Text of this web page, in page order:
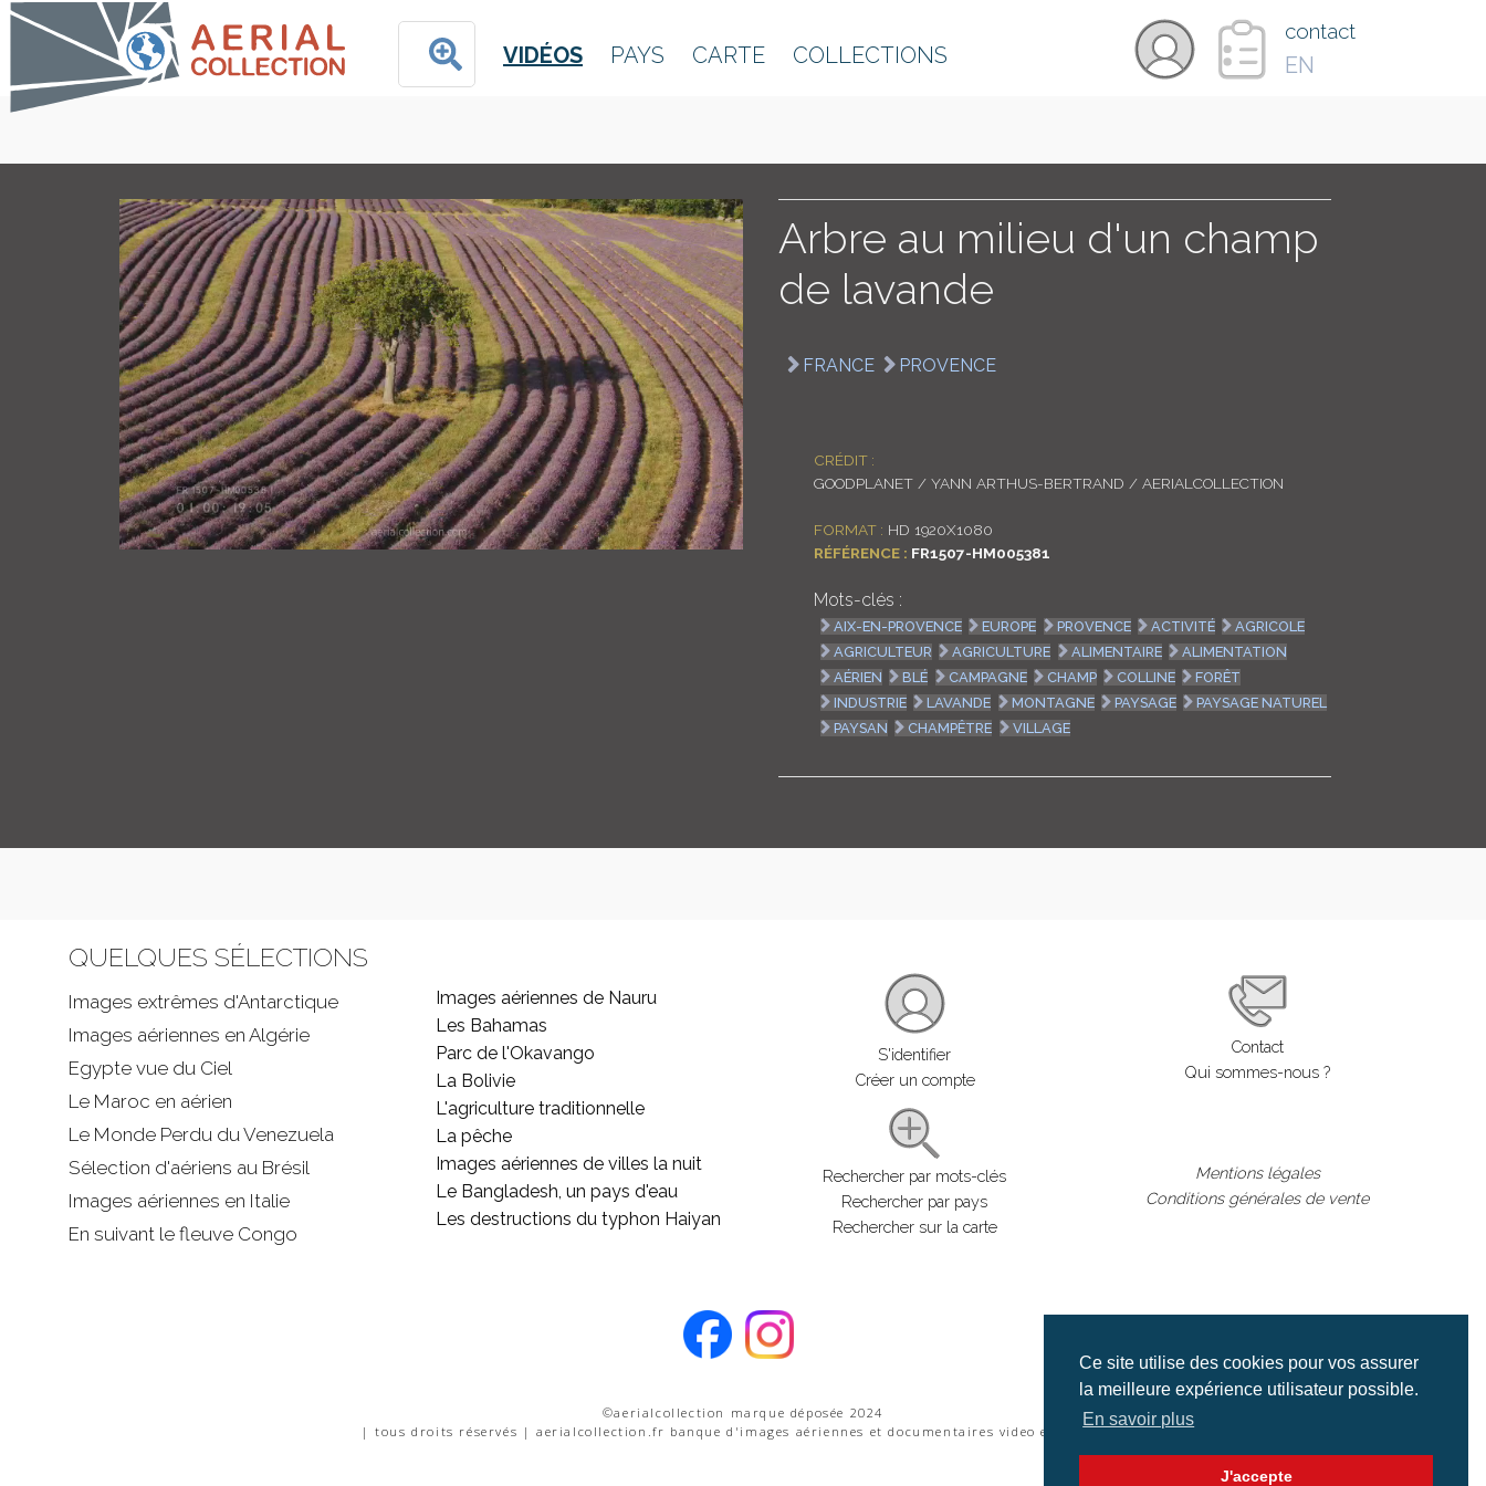
Ce site utilise des cookies pour vos assurer
la meilleure expérience utilisateur possible.
En savoir plus
J'accepte
VIDÉOS PAYS CARTE COLLECTIONS
contact
EN
Arbre au milieu d'un champ
de lavande
FRANCE PROVENCE
CRÉDIT :
GOODPLANET / YANN ARTHUS-BERTRAND / AERIALCOLLECTION
FORMAT : HD 1920X1080
RÉFÉRENCE : FR1507-HM005381
Mots-clés :
AIX-EN-PROVENCE EUROPE PROVENCE ACTIVITÉ
AGRICOLE
AGRICULTEUR
AGRICULTURE ALIMENTAIRE
ALIMENTATION
AÉRIEN
BLÉ CAMPAGNE CHAMP COLLINE
FORÊT
INDUSTRIE
LAVANDE MONTAGNE PAYSAGE
PAYSAGE NATUREL
PAYSAN
CHAMPÊTRE VILLAGE
QUELQUES SÉLECTIONS
Images extrêmes d'Antarctique
Images aériennes en Algérie
Egypte vue du Ciel
Le Maroc en aérien
Le Monde Perdu du Venezuela
Sélection d'aériens au Brésil
Images aériennes en Italie
En suivant le fleuve Congo
Images aériennes de Nauru
Les Bahamas
Parc de l'Okavango
La Bolivie
L'agriculture traditionnelle
La pêche
Images aériennes de villes la nuit
Le Bangladesh, un pays d'eau
Les destructions du typhon Haiyan
S'identifier
Créer un compte
Rechercher par mots-clés
Rechercher par pays
Rechercher sur la carte
Contact
Qui sommes-nous ?
Mentions légales
Conditions générales de vente
©aerialcollection marque déposée 2024
| tous droits réservés | aerialcollection.fr banque d'images aériennes et documentaires video et cinéma |